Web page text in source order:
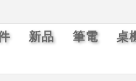
新品 筆電 桌